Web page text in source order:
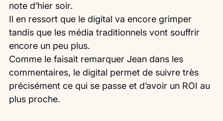
note d’hier soir.
Il en ressort que le digital va encore grimper
tandis que les média traditionnels vont souffrir
encore un peu plus.
Comme le faisait remarquer Jean dans les
commentaires, le digital permet de suivre très
précisément ce qui se passe et d’avoir un ROI au
plus proche.